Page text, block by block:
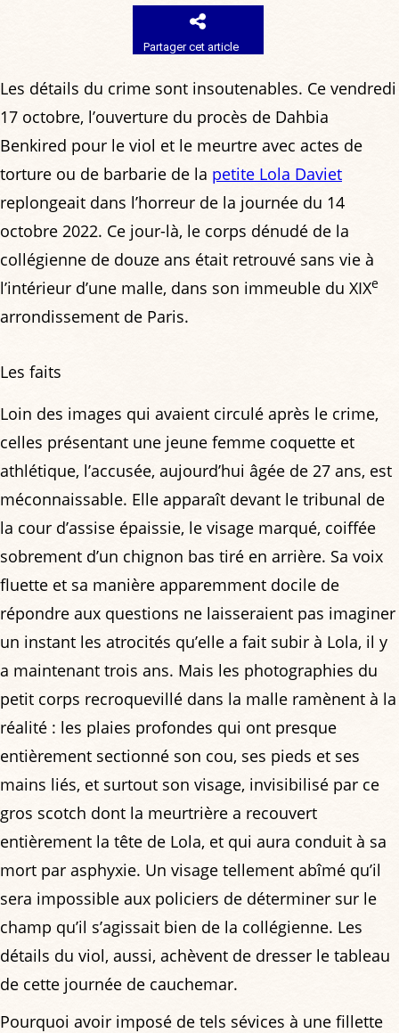
Partager cet article
Les détails du crime sont insoutenables. Ce vendredi
17 octobre, l’ouverture du procès de Dahbia
Benkired pour le viol et le meurtre avec actes de
torture ou de barbarie de la petite Lola Daviet
replongeait dans l’horreur de la journée du 14
octobre 2022. Ce jour-là, le corps dénudé de la
collégienne de douze ans était retrouvé sans vie à
l’intérieur d’une malle, dans son immeuble du XIXe
arrondissement de Paris.
Les faits
Loin des images qui avaient circulé après le crime,
celles présentant une jeune femme coquette et
athlétique, l’accusée, aujourd’hui âgée de 27 ans, est
méconnaissable. Elle apparaît devant le tribunal de
la cour d’assise épaissie, le visage marqué, coiffée
sobrement d’un chignon bas tiré en arrière. Sa voix
fluette et sa manière apparemment docile de
répondre aux questions ne laisseraient pas imaginer
un instant les atrocités qu’elle a fait subir à Lola, il y
a maintenant trois ans. Mais les photographies du
petit corps recroquevillé dans la malle ramènent à la
réalité : les plaies profondes qui ont presque
entièrement sectionné son cou, ses pieds et ses
mains liés, et surtout son visage, invisibilisé par ce
gros scotch dont la meurtrière a recouvert
entièrement la tête de Lola, et qui aura conduit à sa
mort par asphyxie. Un visage tellement abîmé qu’il
sera impossible aux policiers de déterminer sur le
champ qu’il s’agissait bien de la collégienne. Les
détails du viol, aussi, achèvent de dresser le tableau
de cette journée de cauchemar.
Pourquoi avoir imposé de tels sévices à une fillette